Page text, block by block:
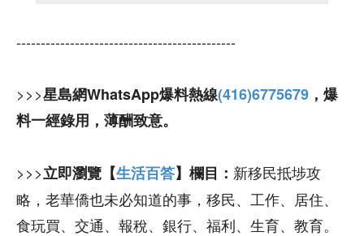
---------------------------------------------
>>>星島網WhatsApp爆料熱線(416)6775679 ，爆
料一經錄用，薄酬致意。
>>>立即瀏覽【生活百答】欄目： 新移民抵埗攻
略，老華僑也未必知道的事，移民、工作、居住、
食玩買、交通、報稅、銀行、福利、生育、教育。